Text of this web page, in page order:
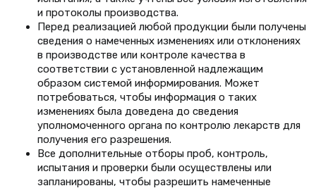
и протоколы производства.
Перед реализацией любой продукции были получены
сведения о намеченных изменениях или отклонениях
в производстве или контроле качества в
соответствии с установленной надлежащим
образом системой информирования. Может
потребоваться, чтобы информация о таких
изменениях была доведена до сведения
уполномоченного органа по контролю лекарств для
получения его разрешения.
Все дополнительные отборы проб, контроль,
испытания и проверки были осуществлены или
запланированы, чтобы разрешить намеченные